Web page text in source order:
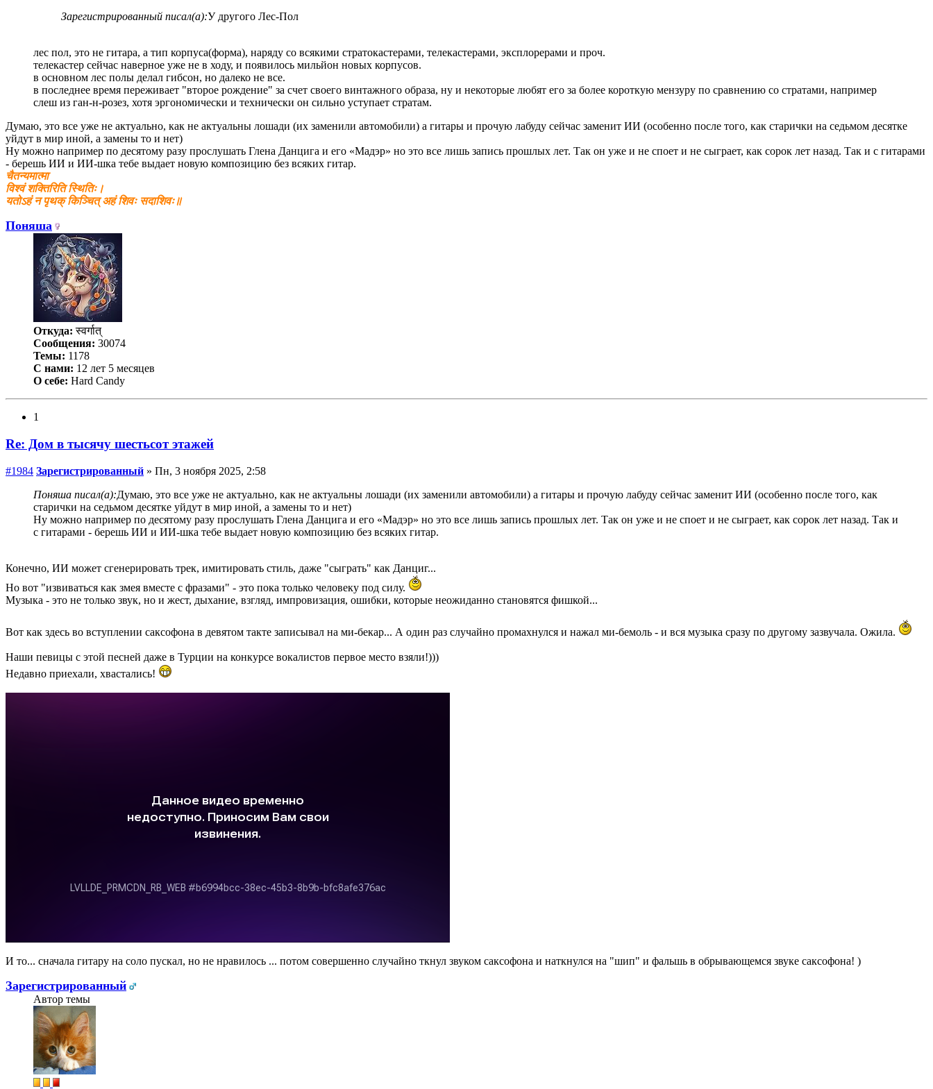
Зарегистрированный писал(а):У другого Лес-Пол
лес пол, это не гитара, а тип корпуса(форма), наряду со всякими стратокастерами, телекастерами, эксплорерами и проч.
телекастер сейчас наверное уже не в ходу, и появилось мильйон новых корпусов.
в основном лес полы делал гибсон, но далеко не все.
в последнее время переживает "второе рождение" за счет своего винтажного образа, ну и некоторые любят его за более короткую мензуру по сравнению со стратами, например
слеш из ган-н-розез, хотя эргономически и технически он сильно уступает стратам.
Думаю, это все уже не актуально, как не актуальны лошади (их заменили автомобили) а гитары и прочую лабуду сейчас заменит ИИ (особенно после того, как старички на седьмом десятке
уйдут в мир иной, а замены то и нет)
Ну можно например по десятому разу прослушать Глена Данцига и его «Мадэр» но это все лишь запись прошлых лет. Так он уже и не споет и не сыграет, как сорок лет назад. Так и с гитарами
- берешь ИИ и ИИ-шка тебе выдает новую композицию без всяких гитар.
चैतन्यमात्मा
विश्वं शक्तिरिति स्थितिः।
यतोऽहं न पृथक् किञ्चित् अहं शिवः सदाशिवः॥
Поняша
Откуда: स्वर्गात्
Сообщения: 30074
Темы: 1178
С нами: 12 лет 5 месяцев
О себе: Hard Candy
1
Re: Дом в тысячу шестьсот этажей
#1984 Зарегистрированный » Пн, 3 ноября 2025, 2:58
Поняша писал(а):Думаю, это все уже не актуально, как не актуальны лошади (их заменили автомобили) а гитары и прочую лабуду сейчас заменит ИИ (особенно после того, как
старички на седьмом десятке уйдут в мир иной, а замены то и нет)
Ну можно например по десятому разу прослушать Глена Данцига и его «Мадэр» но это все лишь запись прошлых лет. Так он уже и не споет и не сыграет, как сорок лет назад. Так и
с гитарами - берешь ИИ и ИИ-шка тебе выдает новую композицию без всяких гитар.
Конечно, ИИ может сгенерировать трек, имитировать стиль, даже "сыграть" как Данциг...
Но вот "извиваться как змея вместе с фразами" - это пока только человеку под силу.
Музыка - это не только звук, но и жест, дыхание, взгляд, импровизация, ошибки, которые неожиданно становятся фишкой...
Вот как здесь во вступлении саксофона в девятом такте записывал на ми-бекар... А один раз случайно промахнулся и нажал ми-бемоль - и вся музыка сразу по другому зазвучала. Ожила.
Наши певицы с этой песней даже в Турции на конкурсе вокалистов первое место взяли!)))
Недавно приехали, хвастались!
И то... сначала гитару на соло пускал, но не нравилось ... потом совершенно случайно ткнул звуком саксофона и наткнулся на "шип" и фальшь в обрывающемся звуке саксофона! )
Зарегистрированный
Автор темы